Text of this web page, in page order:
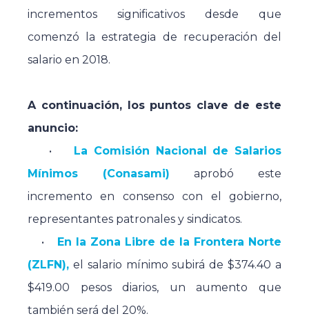
incrementos significativos desde que
comenzó la estrategia de recuperación del
salario en 2018.
A continuación, los puntos clave de este
anuncio:
•
La Comisión Nacional de Salarios
Mínimos (Conasami) aprobó este
incremento en consenso con el gobierno,
representantes patronales y sindicatos.
• En la Zona Libre de la Frontera Norte
(ZLFN), el salario mínimo subirá de $374.40 a
$419.00 pesos diarios, un aumento que
también será del 20%.